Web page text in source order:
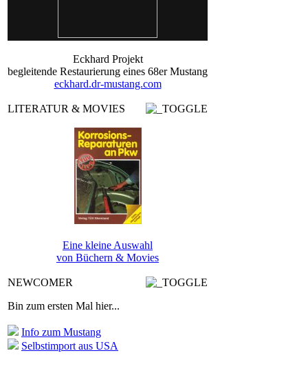
Eckhard Projekt
begleitende Restaurierung eines 68er Mustang
eckhard.dr-mustang.com
LITERATUR & MOVIES
Eine kleine Auswahl
von Büchern & Movies
NEWCOMER
Bin zum ersten Mal hier...
Info zum Mustang
Selbstimport aus USA